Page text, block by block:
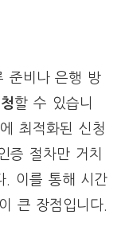
준비나 은행 방
할 수 있습니
최적화된 신청
증 절차만 거치
. 이를 통해 시간
큰 장점입니다.